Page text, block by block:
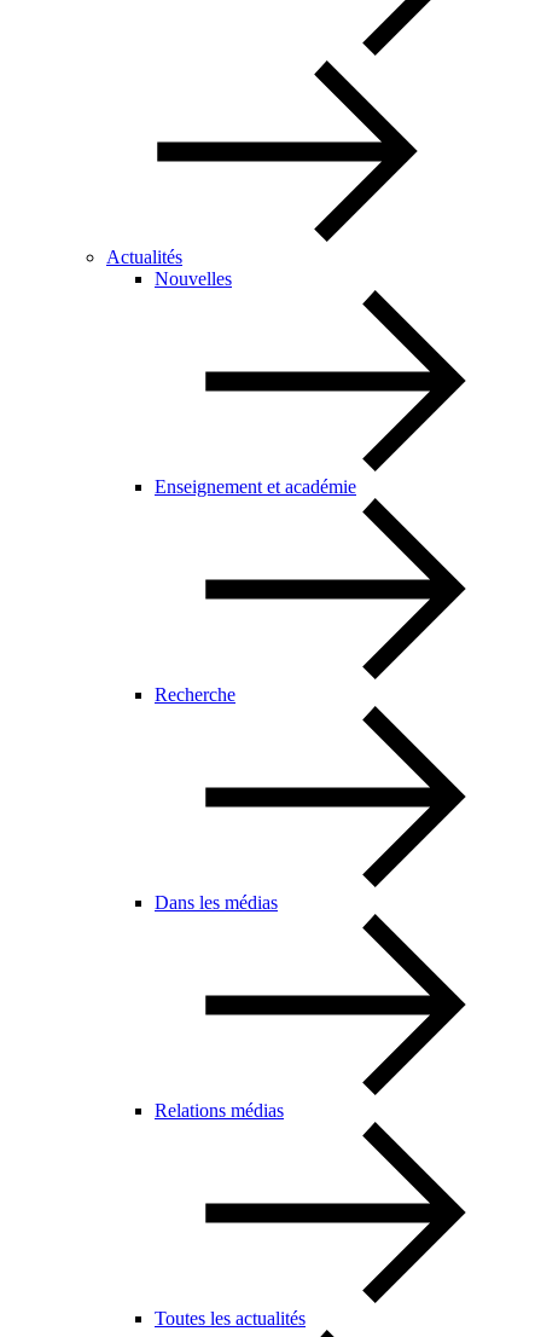
Actualités
Nouvelles
Enseignement et académie
Recherche
Dans les médias
Relations médias
Toutes les actualités